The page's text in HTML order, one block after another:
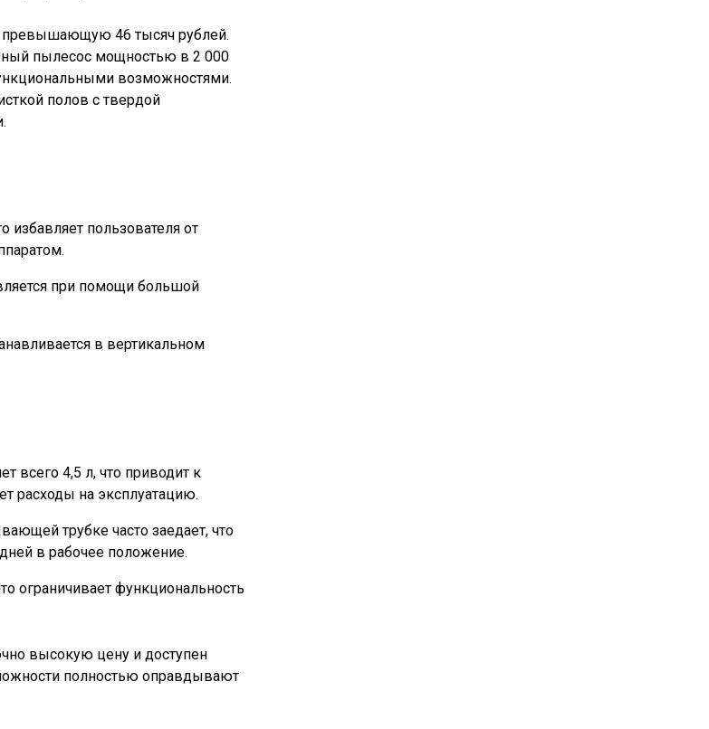
превышающую 46 тысяч рублей.
пылесос мощностью в 2 000
возможностями.
полов с твердой
избавляет пользователя от
при помощи большой
в вертикальном
всего 4,5 л, что приводит к
расходы на эксплуатацию.
трубке часто заедает, что
в рабочее положение.
ограничивает функциональность
высокую цену и доступен
полностью оправдывают